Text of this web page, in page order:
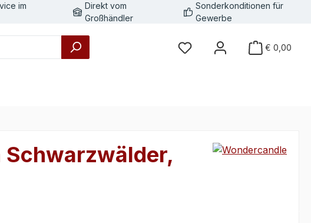
im
Direkt vom
Großhändler
Sonderkonditionen für
Gewerbe
€ 0,00
Schwarzwälder,